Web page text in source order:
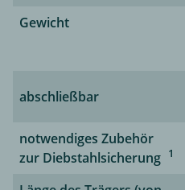
Gewicht
abschließbar
notwendiges Zubehör
zur Diebstahlsicherung 1